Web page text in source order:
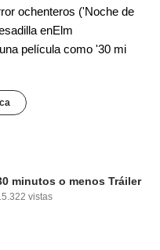
ochenteros ('Noche de
enElm
película como '30 mi
minutos o menos Tráiler
vistas